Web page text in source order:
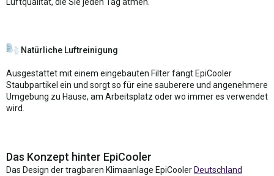
Natürliche Luftreinigung
Ausgestattet mit einem eingebauten Filter fängt EpiCooler
Staubpartikel ein und sorgt so für eine sauberere und angenehmere
Umgebung zu Hause, am Arbeitsplatz oder wo immer es verwendet
wird.
Das Konzept hinter EpiCooler
Das Design der tragbaren Klimaanlage EpiCooler Deutschland